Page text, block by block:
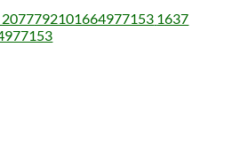
2077792101664977153 1637